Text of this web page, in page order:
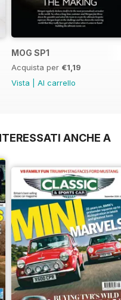
MOG SP1
Acquista per €1,19
Vista
Al carrello
ANCHE A